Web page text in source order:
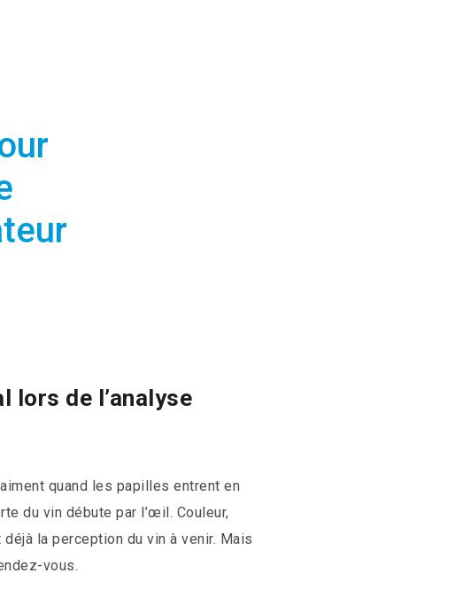
lors de l’analyse
quand les papilles entrent en
du vin débute par l’œil. Couleur,
la perception du vin à venir. Mais
vous.